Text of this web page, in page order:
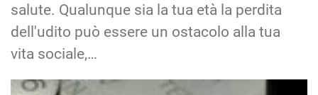
salute. Qualunque sia la tua età la perdita
dell'udito può essere un ostacolo alla tua
vita sociale,…